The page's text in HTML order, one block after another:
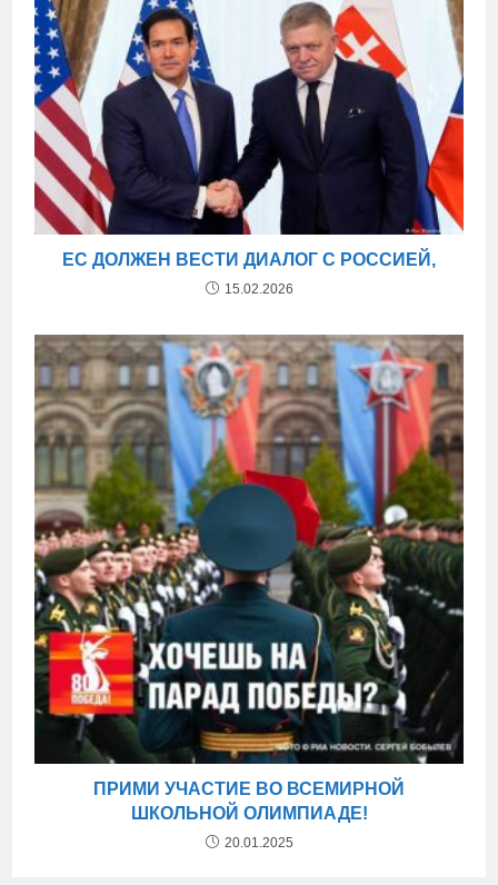
ЕС ДОЛЖЕН ВЕСТИ ДИАЛОГ С РОССИЕЙ,
15.02.2026
ПРИМИ УЧАСТИЕ ВО ВСЕМИРНОЙ
ШКОЛЬНОЙ ОЛИМПИАДЕ!
20.01.2025